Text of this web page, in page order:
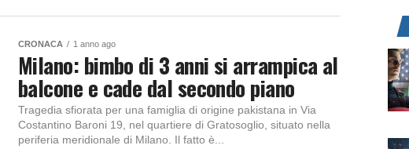
CRONACA 1 anno ago
Milano: bimbo di 3 anni si arrampica al
balcone e cade dal secondo piano
Tragedia sfiorata per una famiglia di origine pakistana in Via
Costantino Baroni 19, nel quartiere di Gratosoglio, situato nella
periferia meridionale di Milano. Il fatto è...